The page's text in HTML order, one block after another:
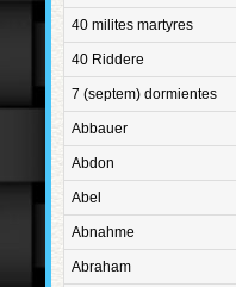
40 milites martyres
40 Riddere
7 (septem) dormientes
Abbauer
Abdon
Abel
Abnahme
Abraham